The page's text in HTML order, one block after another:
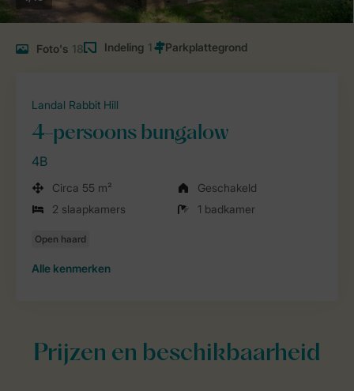
Foto's 18 Indeling 1
Landal Rabbit Hill
4-persoons bungalow
4B
Circa 55 m²
Geschakeld
2 slaapkamers
1 badkamer
Alle kenmerken
Prijzen en beschikbaarheid